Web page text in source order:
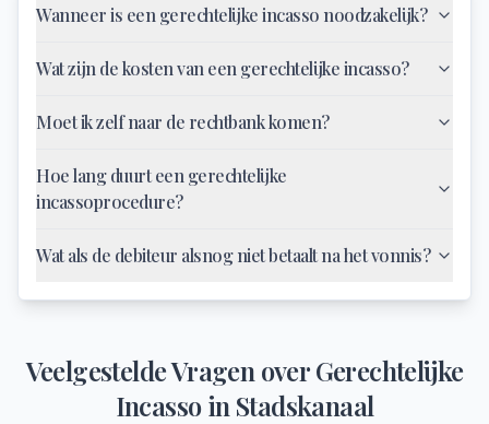
Wanneer is een gerechtelijke incasso noodzakelijk?
Wat zijn de kosten van een gerechtelijke incasso?
Moet ik zelf naar de rechtbank komen?
Hoe lang duurt een gerechtelijke
incassoprocedure?
Wat als de debiteur alsnog niet betaalt na het vonnis?
Veelgestelde Vragen overGerechtelijke
Incassoin Stadskanaal